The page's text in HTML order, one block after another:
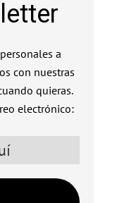
a
con nuestras
quieras.
electrónico: